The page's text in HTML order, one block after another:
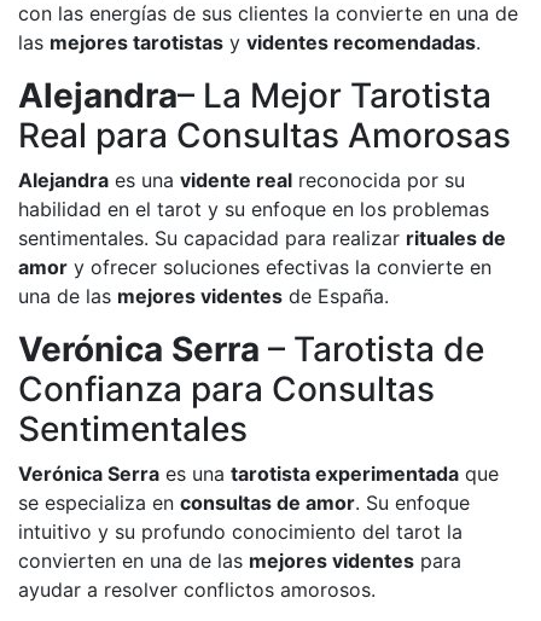
con las energías de sus clientes la convierte en una de
las mejores tarotistas y videntes recomendadas.
Alejandra– La Mejor Tarotista
Real para Consultas Amorosas
Alejandra es una vidente real reconocida por su
habilidad en el tarot y su enfoque en los problemas
sentimentales. Su capacidad para realizar rituales de
amor y ofrecer soluciones efectivas la convierte en
una de las mejores videntes de España.
Verónica Serra – Tarotista de
Confianza para Consultas
Sentimentales
Verónica Serra es una tarotista experimentada que
se especializa en consultas de amor. Su enfoque
intuitivo y su profundo conocimiento del tarot la
convierten en una de las mejores videntes para
ayudar a resolver conflictos amorosos.